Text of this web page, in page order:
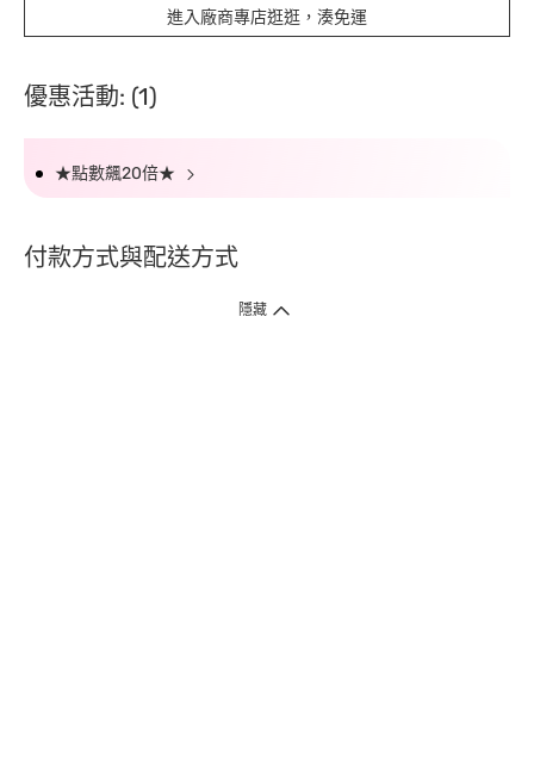
進入廠商專店逛逛，湊免運
優惠活動: (1)
★點數飆20倍★
付款方式與配送方式
隱藏